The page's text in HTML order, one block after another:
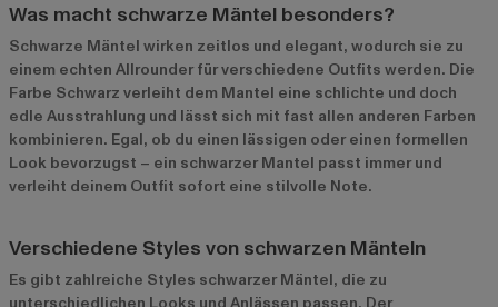
Was macht schwarze Mäntel besonders?
Schwarze Mäntel wirken zeitlos und elegant, wodurch sie zu
einem echten Allrounder für verschiedene Outfits werden. Die
Farbe Schwarz verleiht dem Mantel eine schlichte und doch
edle Ausstrahlung und lässt sich mit fast allen anderen Farben
kombinieren. Egal, ob du einen lässigen oder einen formellen
Look bevorzugst – ein schwarzer Mantel passt immer und
verleiht deinem Outfit sofort eine stilvolle Note.
Verschiedene Styles von schwarzen Mänteln
Es gibt zahlreiche Styles schwarzer Mäntel, die zu